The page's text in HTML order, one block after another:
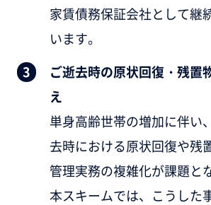
家賃債務保証会社として継
います。
ご逝去時の原状回復・残置
え
単身高齢世帯の増加に伴い
去時における原状回復や残
管理実務の複雑化が課題と
本スキームでは、こうした